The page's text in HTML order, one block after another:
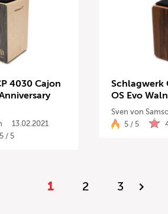
4030 Cajon
13.02.2021
/ 5
Schlagwerk
OS Evo
Sven von
5 / 5
1 2 3